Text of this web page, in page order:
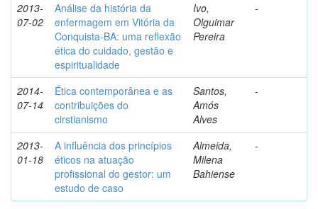
2013-
07-02
Análise da história da
enfermagem em Vitória da
Conquista-BA: uma reflexão
ética do cuidado, gestão e
espiritualidade
Ivo,
Olguimar
Pereira
-
2014-
07-14
Ética contemporânea e as
contribuições do
cirstianismo
Santos,
Amós
Alves
-
2013-
01-18
A influência dos princípios
éticos na atuação
profissional do gestor: um
estudo de caso
Almeida,
Milena
Bahiense
-